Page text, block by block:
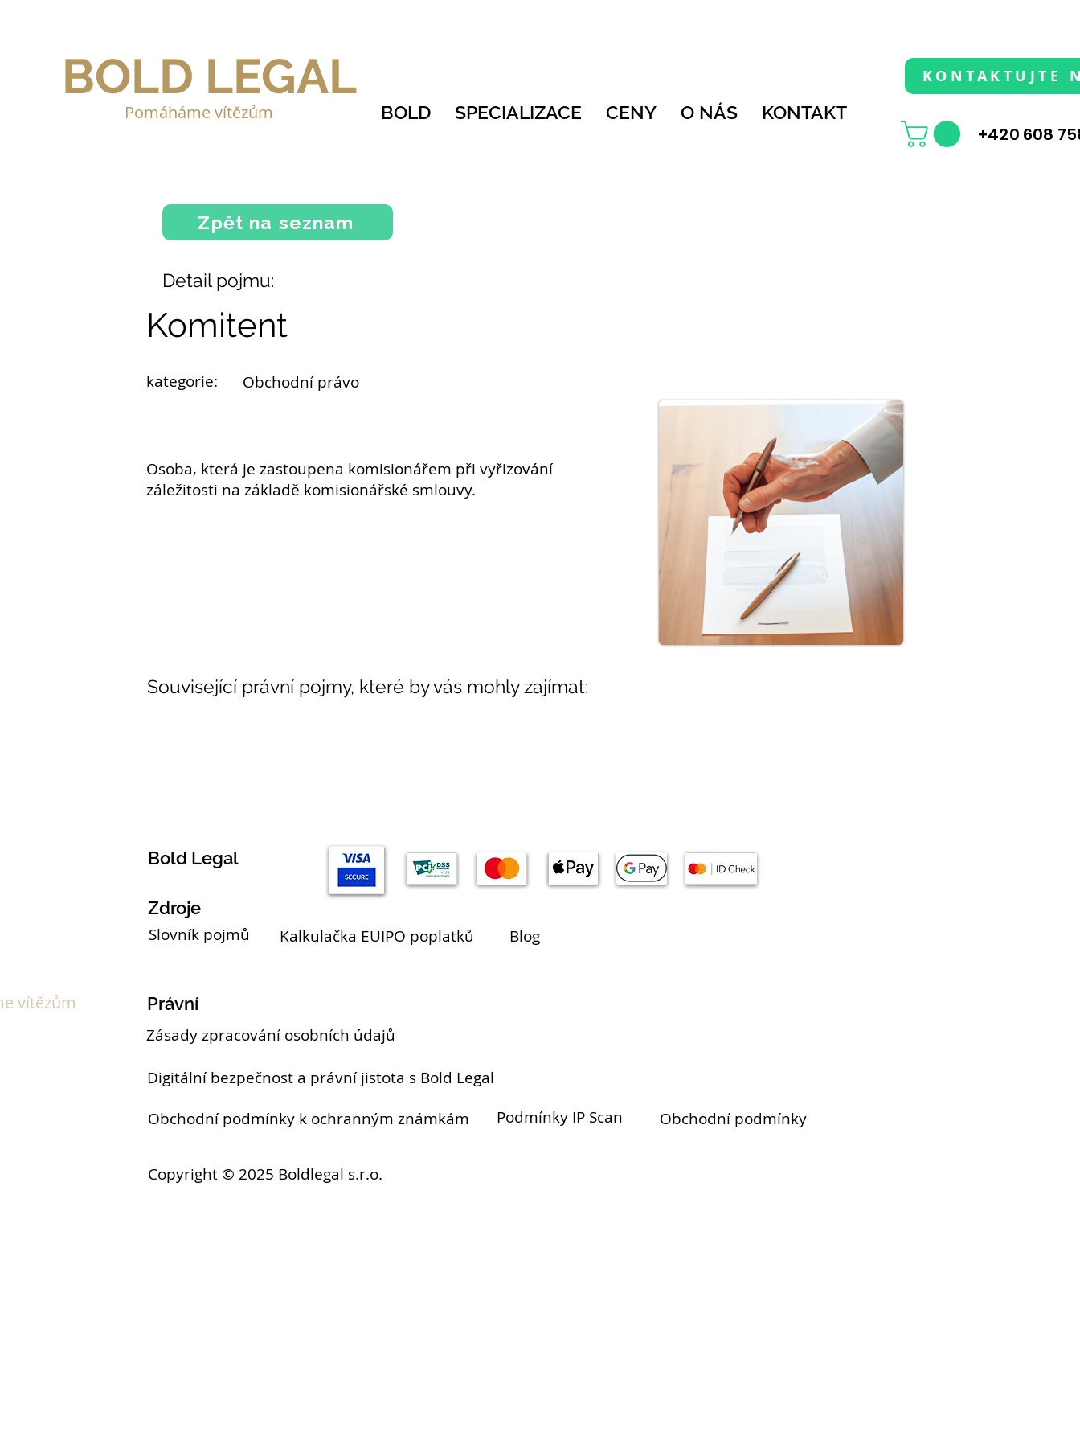
BOLD SPECIALIZACE CENY O NÁS KONTAKT
BOLD LEGAL
Pomáháme vítězům
KONTAKTUJTE
+420 608
Zpět na seznam
Detail pojmu:
Komitent
kategorie: Obchodní právo
Osoba, která je zastoupena komisionářem při vyřizování
záležitosti na základě komisionářské smlouvy.
Související právní pojmy, které by vás mohly zajímat:
Bold Legal
Zdroje
vítězům
Slovník pojmů Kalkulačka EUIPO poplatků Blog
Právní
Zásady zpracování osobních údajů
Digitální bezpečnost a právní jistota s Bold Legal
Obchodní podmínky k ochranným známkám
Podmínky IP Scan Obchodní podmínky
Copyright © 2025 Boldlegal s.r.o.